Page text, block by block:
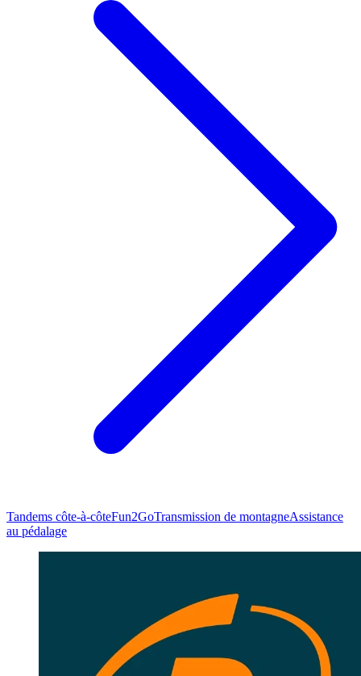
Tandems côte-à-côteFun2GoTransmission de montagneAssistance
au pédalage